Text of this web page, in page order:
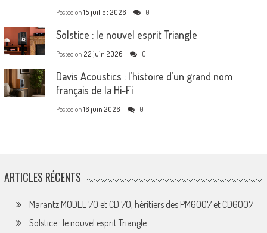
Posted on 15 juillet 2026 0
Solstice : le nouvel esprit Triangle
Posted on 22 juin 2026 0
Davis Acoustics : l’histoire d’un grand nom
français de la Hi-Fi
Posted on 16 juin 2026 0
ARTICLES RÉCENTS
Marantz MODEL 70 et CD 70, héritiers des PM6007 et CD6007
Solstice : le nouvel esprit Triangle